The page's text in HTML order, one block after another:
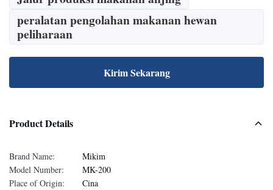
peralatan pengolahan makanan hewan
peliharaan
Kirim Sekarang
Product Details
Brand Name:
Mikim
Model Number:
MK-200
Place of Origin:
Cina